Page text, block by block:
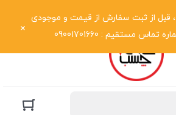
قبل از ثبت سفارش از قیمت و موجودی
مستقیم : 09001701660